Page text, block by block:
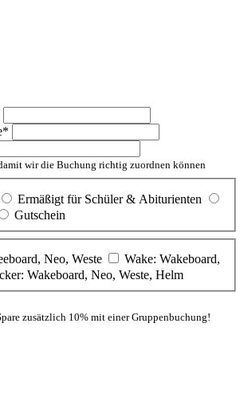
*
wir die Buchung richtig zuordnen können
Ermäßigt für Schüler & Abiturienten
Gutschein
Neo, Weste
Wake: Wakeboard,
Wakeboard, Neo, Weste, Helm
zusätzlich 10% mit einer Gruppenbuchung!